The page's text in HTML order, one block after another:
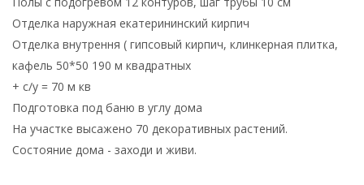
Отделка наружная екатерининский кирпич
Отделка внутрення ( гипсовый кирпич, клинкерная плитка,
кафель 50*50 190 м квадратных
+ с/у = 70 м кв
Подготовка под баню в углу дома
На участке высажено 70 декоративных растений.
Состояние дома - заходи и живи.